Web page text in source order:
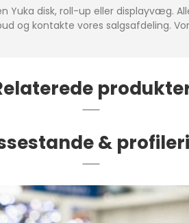
disk, roll-up eller displayvæg.
og kontakte vores
&